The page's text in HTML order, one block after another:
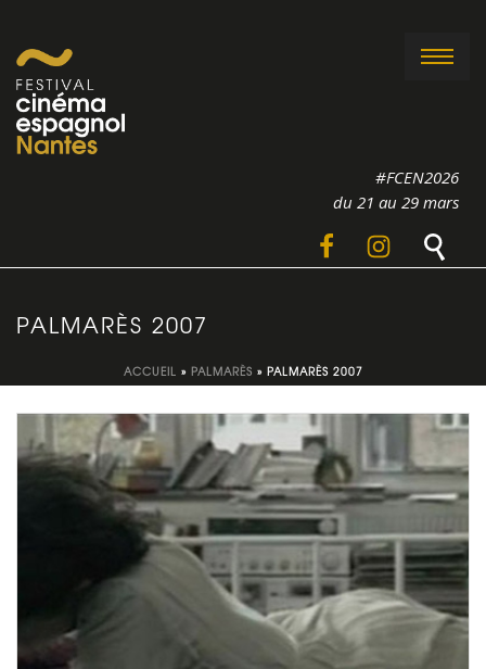
#FCEN2026
du 21 au 29 mars
PALMARÈS 2007
ACCUEIL » PALMARÈS » PALMARÈS 2007